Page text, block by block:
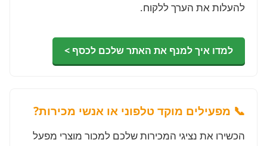
להעלות את הערך ללקוח.
למדו איך למנף את האתר שלכם לכסף >
📞 מפעילים מוקד טלפוני או אנשי מכירות?
הכשירו את נציגי המכירות שלכם למכור מוצרי מפעל